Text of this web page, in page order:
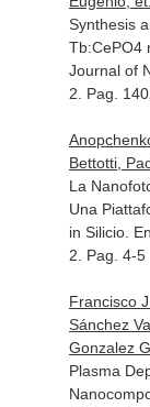
Synthesis
Tb:CePO4
Journal of
2. Pag.
Bettotti,
La
Una
in Silicio.
2. Pag. 4-5
Francisco
Sánchez
Gonzalez
Plasma